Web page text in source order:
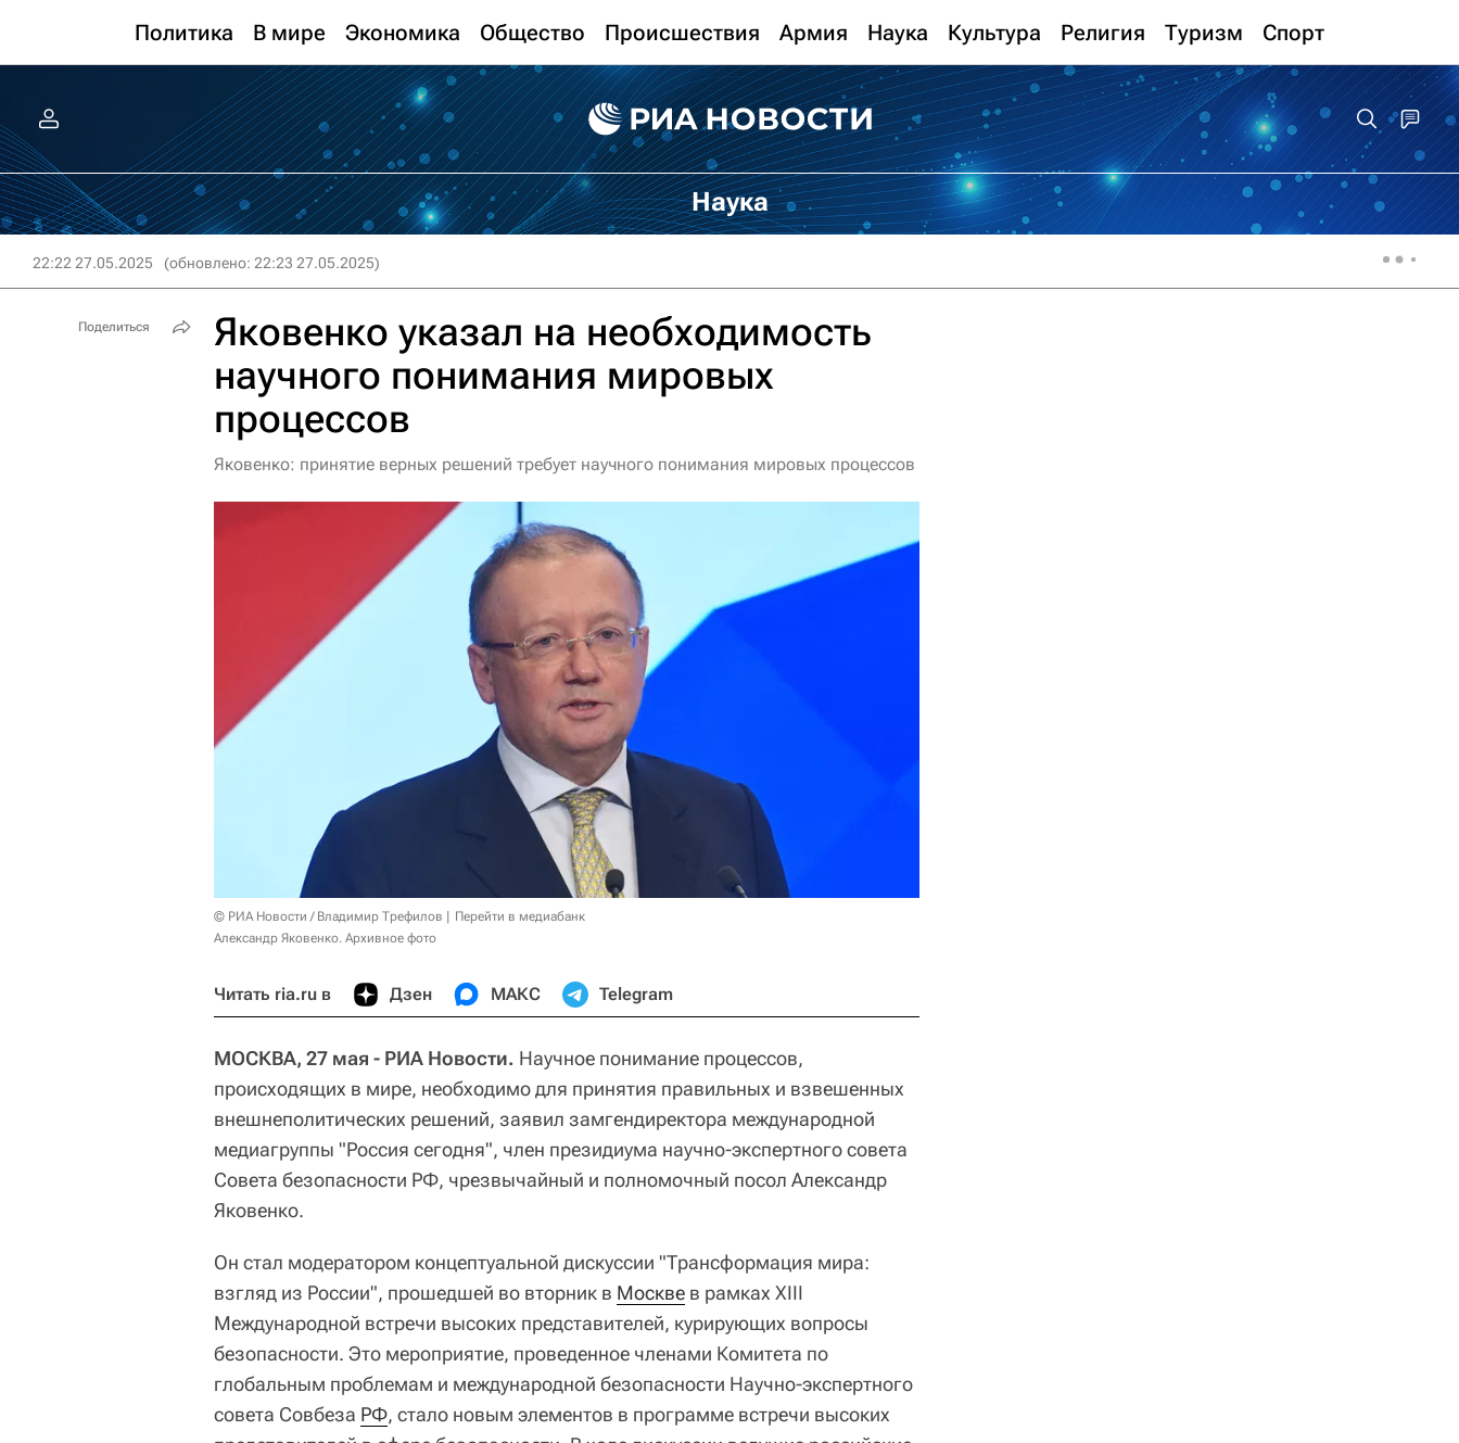
Политика В мире Экономика Общество Происшествия Армия Наука Культура Религия Туризм Спорт
Наука
22:22 27.05.2025 (обновлено: 22:23 27.05.2025)
Яковенко указал на необходимость
научного понимания мировых
процессов
Яковенко: принятие верных решений требует научного понимания мировых процессов
© РИА Новости / Владимир Трефилов
Перейти в медиабанк
Александр Яковенко. Архивное фото
Читать ria.ru в Дзен МАКС Telegram
МОСКВА, 27 мая - РИА Новости. Научное понимание процессов,
происходящих в мире, необходимо для принятия правильных и взвешенных
внешнеполитических решений, заявил замгендиректора международной
медиагруппы "Россия сегодня", член президиума научно-экспертного совета
Совета безопасности РФ, чрезвычайный и полномочный посол Александр
Яковенко.
Он стал модератором концептуальной дискуссии "Трансформация мира:
взгляд из России", прошедшей во вторник в Москве в рамках XIII
Международной встречи высоких представителей, курирующих вопросы
безопасности. Это мероприятие, проведенное членами Комитета по
глобальным проблемам и международной безопасности Научно-экспертного
совета Совбеза РФ, стало новым элементов в программе встречи высоких
Поделиться